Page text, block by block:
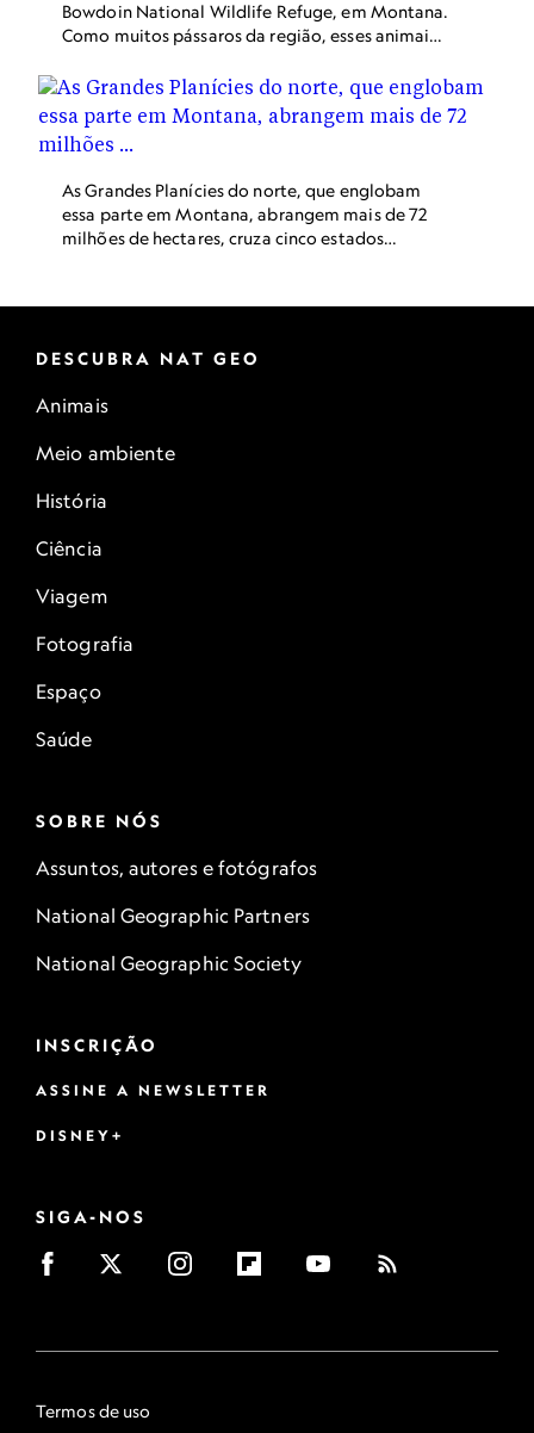
Bowdoin National Wildlife Refuge, em Montana.
Como muitos pássaros da região, esses animais
As Grandes Planícies do norte, que englobam
essa parte em Montana, abrangem mais de 72
milhões de hectares, cruza cinco estados
DESCUBRA NAT GEO
Animais
Meio ambiente
História
Ciência
Viagem
Fotografia
Espaço
Saúde
SOBRE NÓS
Assuntos, autores e fotógrafos
National Geographic Partners
National Geographic Society
INSCRIÇÃO
ASSINE A NEWSLETTER
DISNEY+
SIGA-NOS
Termos de uso